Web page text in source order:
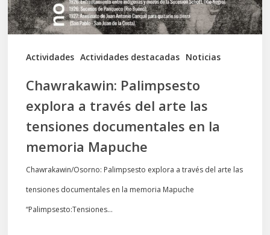
Actividades Actividades destacadas Noticias
las
tensiones
documentales
memoria
Mapuche
Chawrakawin: Palimpsesto
explora a través del arte las
tensiones documentales en la
memoria Mapuche
Chawrakawin/Osorno: Palimpsesto explora a través del arte las
tensiones documentales en la memoria Mapuche
“Palimpsesto:Tensiones…